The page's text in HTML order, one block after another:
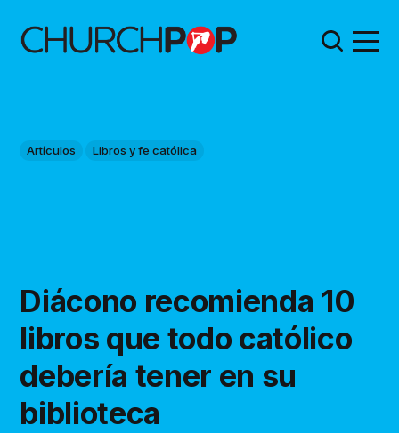
Artículos Libros y fe católica
Diácono recomienda 10
libros que todo católico
debería tener en su
biblioteca